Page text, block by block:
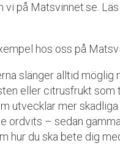
vi på Matsvinnet.se.
hos oss på
slänger alltid möglig
eller citrusfrukt
utvecklar mer
ordvits – sedan
hur du ska bete dig